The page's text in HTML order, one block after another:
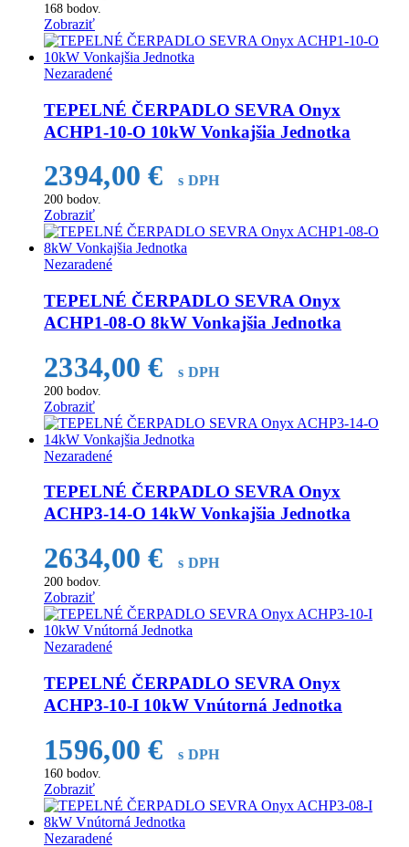
168 bodov.
Zobraziť
Nezaradené
TEPELNÉ ČERPADLO SEVRA Onyx
ACHP1-10-O 10kW Vonkajšia Jednotka
2394,00€ s DPH
200 bodov.
Zobraziť
Nezaradené
TEPELNÉ ČERPADLO SEVRA Onyx
ACHP1-08-O 8kW Vonkajšia Jednotka
2334,00€ s DPH
200 bodov.
Zobraziť
Nezaradené
TEPELNÉ ČERPADLO SEVRA Onyx
ACHP3-14-O 14kW Vonkajšia Jednotka
2634,00€ s DPH
200 bodov.
Zobraziť
Nezaradené
TEPELNÉ ČERPADLO SEVRA Onyx
ACHP3-10-I 10kW Vnútorná Jednotka
1596,00€ s DPH
160 bodov.
Zobraziť
Nezaradené